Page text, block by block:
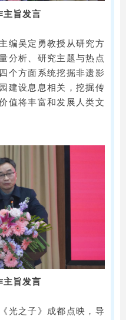
主旨发言
编吴定勇教授从研究方
分析、研究主题与热点
个方面系统挖掘非遗影
建设息息相关，挖掘传
值将丰富和发展人类文
主旨发言
光之子》成都点映，导